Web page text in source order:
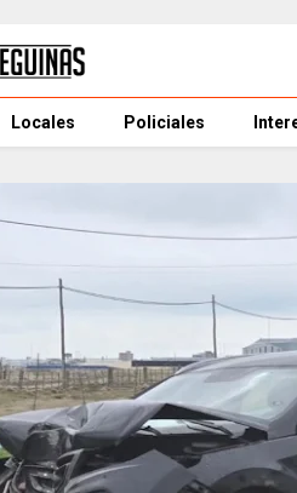
Locales Policiales